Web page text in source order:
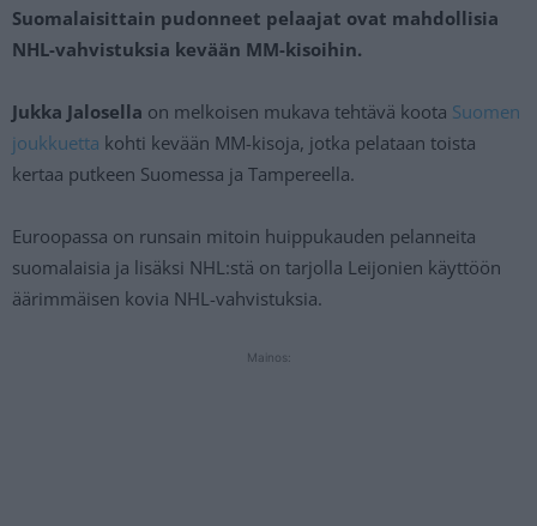
Suomalaisittain pudonneet pelaajat ovat mahdollisia
NHL-vahvistuksia kevään MM-kisoihin.
Jukka Jalosella on melkoisen mukava tehtävä koota Suomen
joukkuetta kohti kevään MM-kisoja, jotka pelataan toista
kertaa putkeen Suomessa ja Tampereella.
Euroopassa on runsain mitoin huippukauden pelanneita
suomalaisia ja lisäksi NHL:stä on tarjolla Leijonien käyttöön
äärimmäisen kovia NHL-vahvistuksia.
Mainos: